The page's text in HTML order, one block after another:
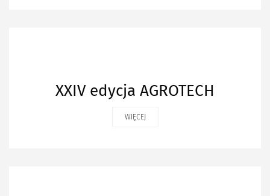
XXIV edycja AGROTECH
WIĘCEJ